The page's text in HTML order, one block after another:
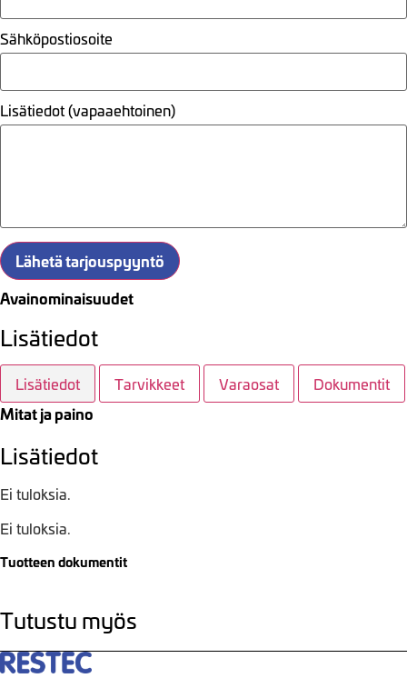
Sähköpostiosoite
Lisätiedot (vapaaehtoinen)
Lähetä tarjouspyyntö
Avainominaisuudet
Lisätiedot
Lisätiedot Tarvikkeet Varaosat Dokumentit
Mitat ja paino
Lisätiedot
Ei tuloksia.
Ei tuloksia.
Tuotteen dokumentit
Tutustu myös